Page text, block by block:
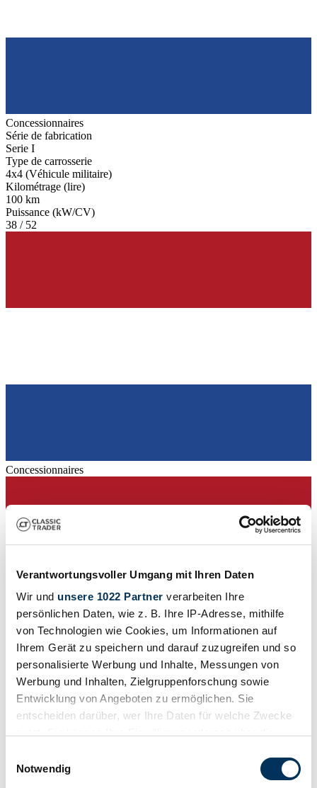
Verantwortungsvoller Umgang mit Ihren Daten
Wir und unsere 1022 Partner verarbeiten Ihre
persönlichen Daten, wie z. B. Ihre IP-Adresse, mithilfe
von Technologien wie Cookies, um Informationen auf
Ihrem Gerät zu speichern und darauf zuzugreifen und so
personalisierte Werbung und Inhalte, Messungen von
Werbung und Inhalten, Zielgruppenforschung sowie
Entwicklung von Angeboten zu ermöglichen. Sie
entscheiden darüber, wer Ihre Daten für welche Zwecke
Trigger Symbol ändern oder widerrufen
Notwendig
Concessionnaires
Série de fabrication
Serie I
Type de carrosserie
4x4 (Véhicule militaire)
Kilométrage (lire)
100 km
Puissance (kW/CV)
38 / 52
Concessionnaires
Concessionnaires